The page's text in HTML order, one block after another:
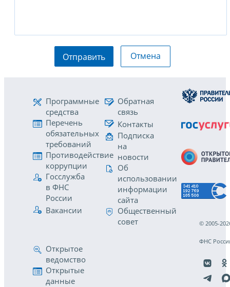
Отправить Отмена
Программные
средства
Перечень
обязательных
требований
Противодействие
коррупции
Госслужба
в ФНС
России
Вакансии
Обратная
связь
Контакты
Подписка
на
новости
Об
использовании
информации
сайта
Общественный
совет
Открытое
ведомство
Открытые
данные
© 2005-
ФНС